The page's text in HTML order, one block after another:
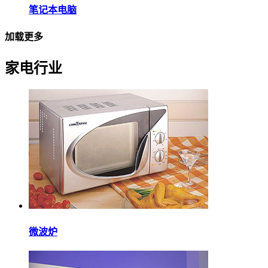
笔记本电脑
加载更多
家电行业
微波炉